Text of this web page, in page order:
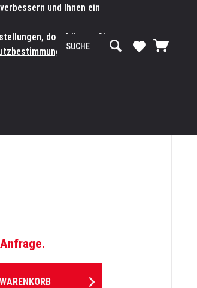
Service/Hilfe
WARENKORB
und Ihnen ein
dort können Sie
Zum